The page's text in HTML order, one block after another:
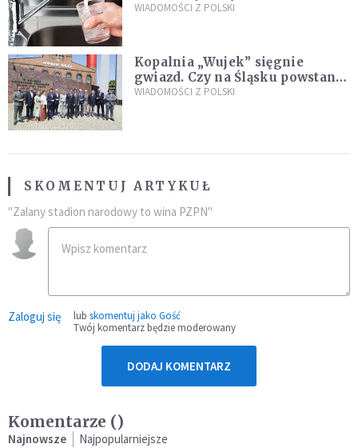
restauracjach
WIADOMOŚCI Z POLSKI
Kopalnia „Wujek” sięgnie
gwiazd. Czy na Śląsku powstanie
„Dolina Krzemowa”?
WIADOMOŚCI Z POLSKI
SKOMENTUJ ARTYKUŁ
"Zalany stadion narodowy to wina PZPN"
Zaloguj się lub skomentuj jako Gość
Twój komentarz będzie moderowany
DODAJ KOMENTARZ
Komentarze ()
Najnowsze Najpopularniejsze